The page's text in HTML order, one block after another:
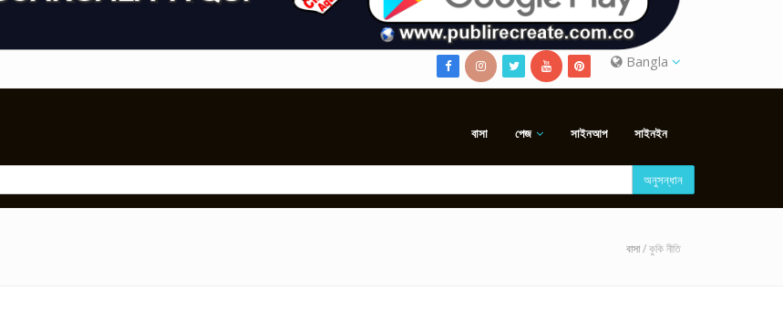
Bangla
বাসা পেজ সাইনআপ সাইনইন
অনুসন্ধান
বাসা/ কুকি নীতি